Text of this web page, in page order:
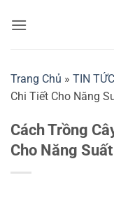
qua
Trang Chủ » TIN TỨC
Chi Tiết Cho Năng
Cách Trồng
Cho Năng